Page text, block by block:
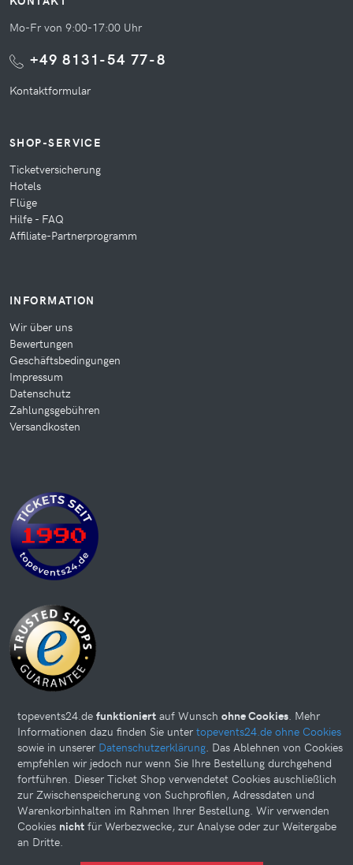
Mo-Fr von 9:00-17:00 Uhr
+49 8131-54 77-8
Kontaktformular
SHOP-SERVICE
Ticketversicherung
Hotels
Flüge
Hilfe - FAQ
Affiliate-Partnerprogramm
INFORMATION
Wir über uns
Bewertungen
Geschäftsbedingungen
Impressum
Datenschutz
Zahlungsgebühren
Versandkosten
Diese Website kann Cookies verwenden. Bitte nehmen Sie weiter
unten Ihre Einstellungen vor.
© 2026 topevents24.de. All rights reserved.
topevents24.de funktioniert auf Wunsch ohne Cookies. Mehr
Informationen dazu finden Sie unter topevents24.de ohne Cookies
sowie in unserer Datenschutzerklärung. Das Ablehnen von Cookies
empfehlen wir jedoch nur wenn Sie Ihre Bestellung durchgehend
fortführen. Dieser Ticket Shop verwendetet Cookies auschließlich
zur Zwischenspeicherung von Suchprofilen, Adressdaten und
Warenkorbinhalten im Rahmen Ihrer Bestellung. Wir verwenden
Cookies nicht für Werbezwecke, zur Analyse oder zur Weitergabe
an Dritte.